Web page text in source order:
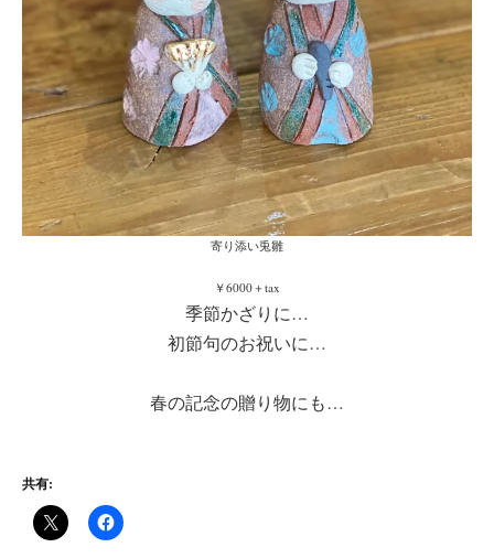
寄り添い兎雛
￥6000＋tax
季節かざりに…
初節句のお祝いに…
春の記念の贈り物にも…
共有: